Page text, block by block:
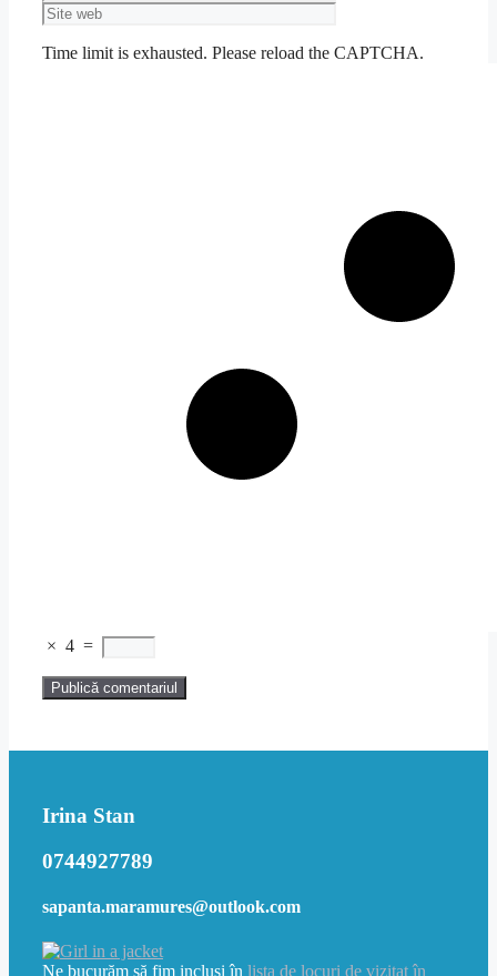
Time limit is exhausted. Please reload the CAPTCHA.
× 4 =
Irina Stan
0744927789
sapanta.maramures@outlook.com
Ne bucurăm să fim incluși în lista de locuri de vizitat în